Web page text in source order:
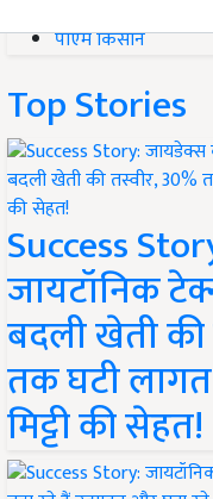
पीएम किसान
Top Stories
Success
जायटॉनिक
बदली खेती की
तक घटी
मिट्टी की सेहत!